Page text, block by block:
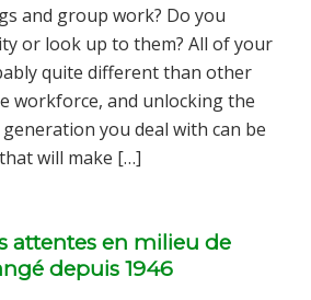
and group work? Do you
or look up to them? All of your
quite different than other
workforce, and unlocking the
you deal with can be
will make […]
attentes en milieu de
depuis 1946